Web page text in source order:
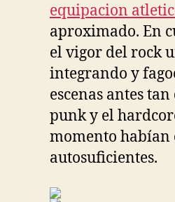
equipacion
aproximado. En
el vigor del rock
integrando y
escenas antes
punk y el
momento habían
autosuficientes.